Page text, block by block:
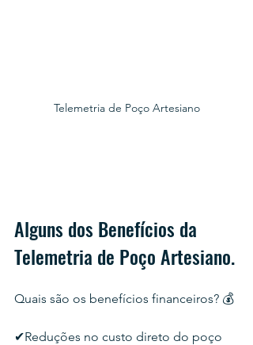
Telemetria de Poço Artesiano
Alguns dos Benefícios da
Telemetria de Poço Artesiano.
Quais são os benefícios financeiros? 💰
✔Reduções no custo direto do poço